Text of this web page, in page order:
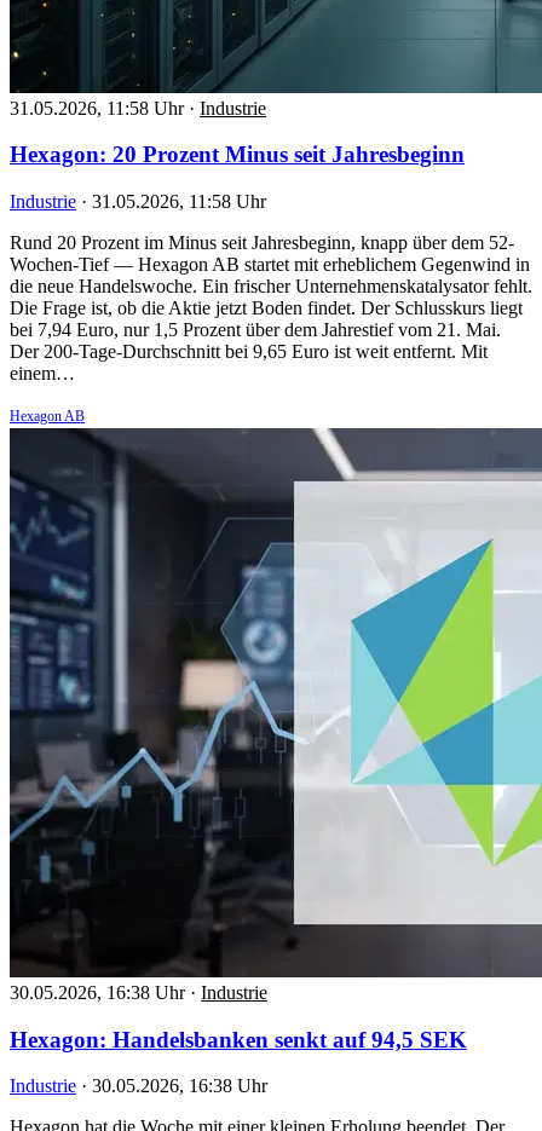
31.05.2026, 11:58 Uhr · Industrie
Hexagon: 20 Prozent Minus seit Jahresbeginn
Industrie · 31.05.2026, 11:58 Uhr
Rund 20 Prozent im Minus seit Jahresbeginn, knapp über dem 52-
Wochen-Tief — Hexagon AB startet mit erheblichem Gegenwind in
die neue Handelswoche. Ein frischer Unternehmenskatalysator fehlt.
Die Frage ist, ob die Aktie jetzt Boden findet. Der Schlusskurs liegt
bei 7,94 Euro, nur 1,5 Prozent über dem Jahrestief vom 21. Mai.
Der 200-Tage-Durchschnitt bei 9,65 Euro ist weit entfernt. Mit
einem…
Hexagon AB
30.05.2026, 16:38 Uhr · Industrie
Hexagon: Handelsbanken senkt auf 94,5 SEK
Industrie · 30.05.2026, 16:38 Uhr